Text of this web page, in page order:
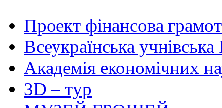
Проект фінансова
Всеукраїнська
Академія економічних
3D – тур